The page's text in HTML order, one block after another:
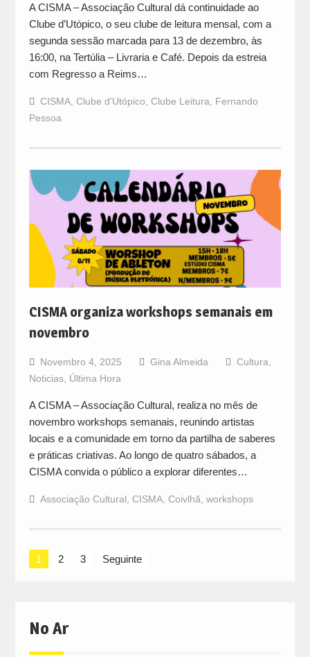
A CISMA – Associação Cultural dá continuidade ao
Clube d’Utópico, o seu clube de leitura mensal, com a
segunda sessão marcada para 13 de dezembro, às
16:00, na Tertúlia – Livraria e Café. Depois da estreia
com Regresso a Reims…
CISMA, Clube d'Utópico Clube Leitura
Fernando
Pessoa
CISMA organiza workshops semanais em
novembro
Novembro 4, 2025 Gina Almeida Cultura,
Noticias, Última Hora
A CISMA – Associação Cultural, realiza no mês de
novembro workshops semanais, reunindo artistas
locais e a comunidade em torno da partilha de saberes
e práticas criativas. Ao longo de quatro sábados, a
CISMA convida o público a explorar diferentes…
Associação Cultural, CISMA, Coivlhã, workshops
Navegação
1 2 3 Seguinte
No Ar